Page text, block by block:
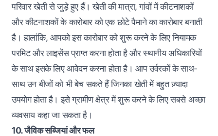
परिवार खेती से जुड़े हुए हैं। खेती की मात्रा, गांवों में कीटनाशकों
और कीटनाशकों के कारोबार को एक छोटे पैमाने का कारोबार बनाती
है। हालांकि, आपको इस कारोबार को शुरू करने के लिए नियामक
परमिट और लाइसेंस प्राप्त करना होता है और स्थानीय अधिकारियों
के साथ इसके लिए आवेदन करना होता है। आप उर्वरकों के साथ-
साथ उन बीजों को भी बेच सकते हैं जिनका खेती में बहुत ज़्यादा
उपयोग होता है। इसे ग्रामीण क्षेत्र में शुरू करने के लिए सबसे अच्छा
व्यवसाय कहा जा सकता है।
10. जैविक सब्जियां और फल